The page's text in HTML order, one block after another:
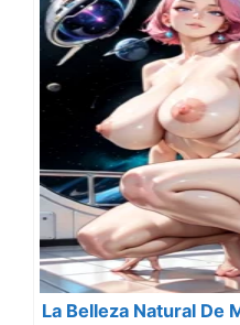
La Belleza Natural De